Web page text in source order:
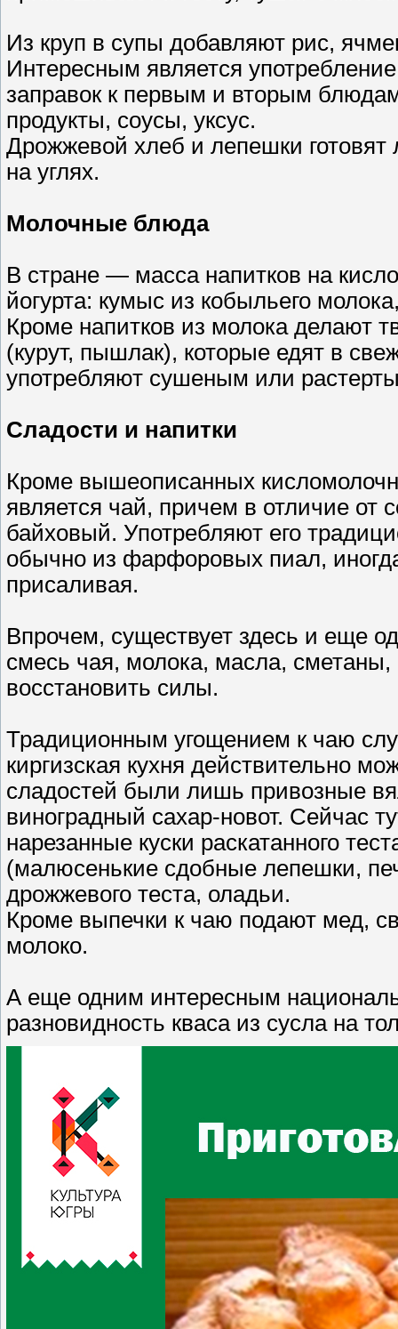
Из круп в супы добавляют рис,
Интересным является
заправок к первым и вторым
продукты, соусы, уксус.
Дрожжевой хлеб и лепешки
на углях.
Молочные блюда
В стране — масса напитков на
йогурта: кумыс из кобыльего
Кроме напитков из молока делают
(курут, пышлак), которые едят в
употребляют сушеным или
Сладости и напитки
Кроме вышеописанных
является чай, причем в отличие от
байховый. Употребляют его
обычно из фарфоровых пиал,
присаливая.
Впрочем, существует здесь и еще
смесь чая, молока, масла,
восстановить силы.
Традиционным угощением к чаю
киргизская кухня действительно
сладостей были лишь привозные
виноградный сахар-новот. Сейчас
нарезанные куски раскатанного
(малюсенькие сдобные лепешки,
дрожжевого теста, оладьи.
Кроме выпечки к чаю подают мед,
молоко.
А еще одним интересным
разновидность кваса из сусла на